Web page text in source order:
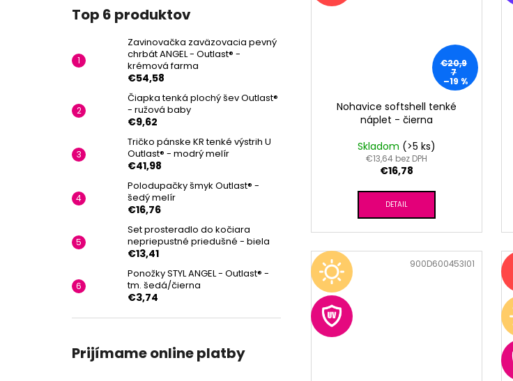
Top 6 produktov
Zavinovačka zaväzovacia pevný
chrbát ANGEL - Outlast® -
krémová farma
€54,58
Čiapka tenká plochý šev Outlast®
- ružová baby
€9,62
Tričko pánske KR tenké výstrih U
Outlast® - modrý melír
€41,98
Polodupačky šmyk Outlast® -
šedý melír
€16,76
Set prosteradlo do kočiara
nepriepustné priedušné - biela
€13,41
Ponožky STYL ANGEL - Outlast® -
tm. šedá/čierna
€3,74
Prijímame online platby
€20,9
7
–19 %
Nohavice softshell tenké
náplet - čierna
Skladom (>5 ks)
€13,64 bez DPH
€16,78
DETAIL
900D600453I01